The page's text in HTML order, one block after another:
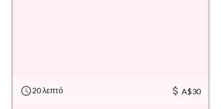
schedule20 λεπτό attach_money A$30